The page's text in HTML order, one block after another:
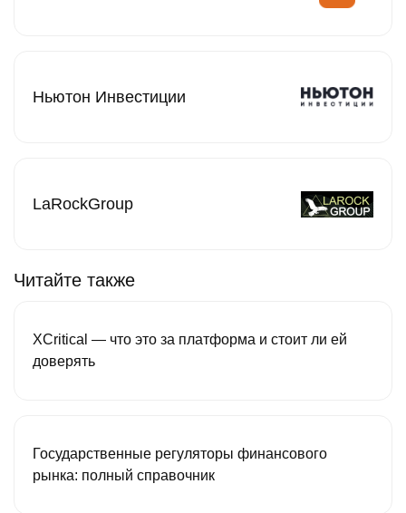
Ньютон Инвестиции
LaRockGroup
Читайте также
XCritical — что это за платформа и стоит ли ей
доверять
Государственные регуляторы финансового
рынка: полный справочник